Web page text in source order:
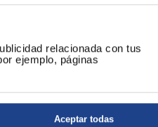
relacionada con tus
ejemplo, páginas
Aceptar todas